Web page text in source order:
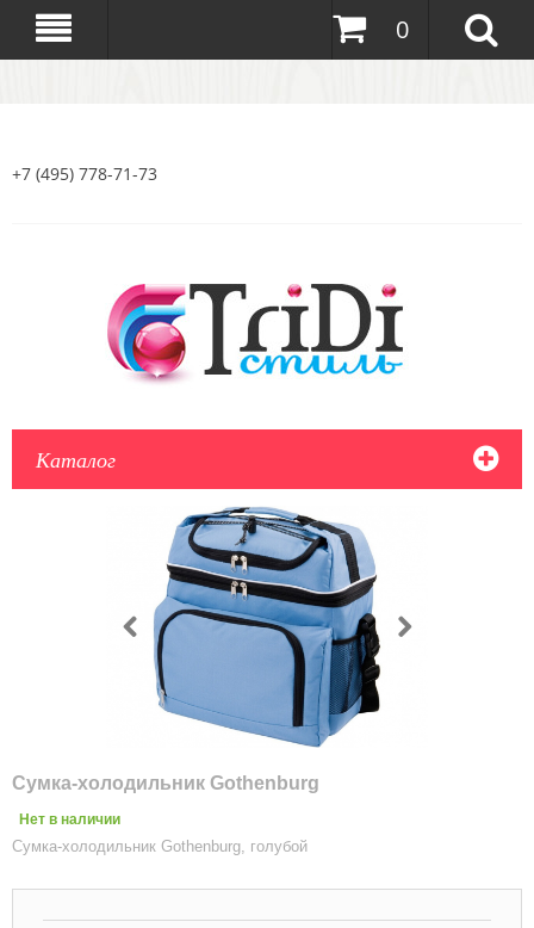
0
+7 (495) 778-71-73
Каталог
Сумка-холодильник Gothenburg
Нет в наличии
Сумка-холодильник Gothenburg, голубой